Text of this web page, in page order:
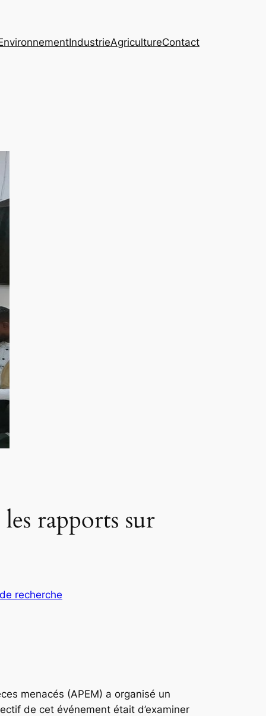
IndustrieAgricultureContact
rapports sur
recherche
menacés (APEM) a organisé un
de cet événement était d’examiner